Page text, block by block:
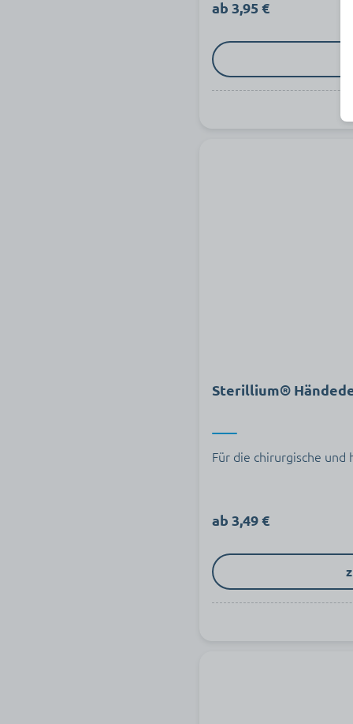
ab 3,95 €
Sterillium®
Für die chirurgische
ab 3,49 €